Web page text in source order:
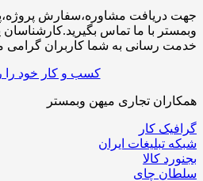
مشاوره،سفارش پروژه،پیشنهاد یا
به شما کاربران گرامی میباشند
کسب و کار خود را رونق
تجاری میهن وبمستر
ایران
چای